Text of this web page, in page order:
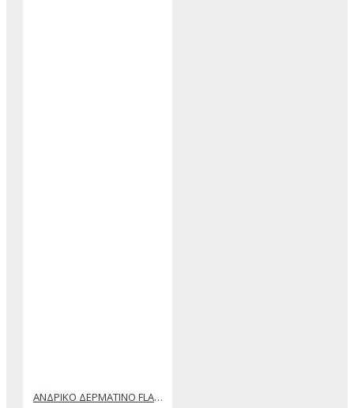
ΑΝΔΡΙΚΟ ΔΕΡΜΑΤΙΝΟ FLAT ΣΑΝΔΑΛΙ ΜΑΥΡΟ ΔΟΥΚΑΣ